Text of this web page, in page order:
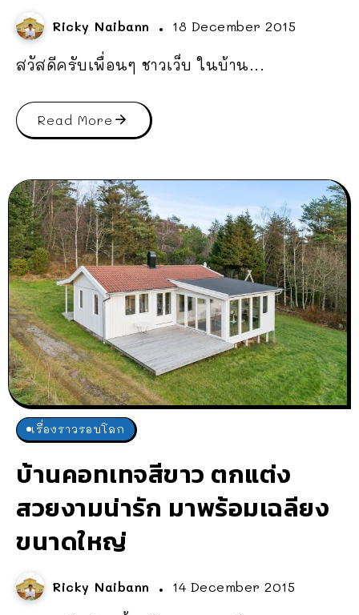
Ricky Naibann 18 December 2015
สวัสดีครับเพื่อนๆ ชาวเว็บ ในบ้าน...
Read More
เรื่องราวรอบโลก
บ้านคอทเทจสีขาว ตกแต่ง
สวยงามน่ารัก มาพร้อมเฉลียง
ขนาดใหญ่
Ricky Naibann 14 December 2015